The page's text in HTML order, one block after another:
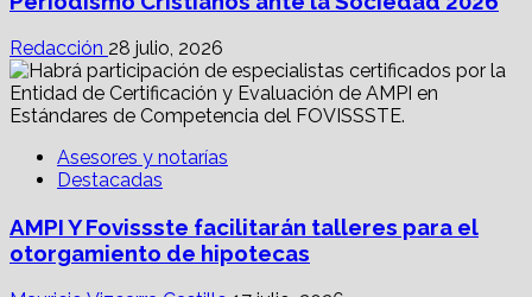
Redacción 28 julio, 2026
Asesores y notarías
Destacadas
AMPI Y Fovissste facilitarán talleres para el
otorgamiento de hipotecas